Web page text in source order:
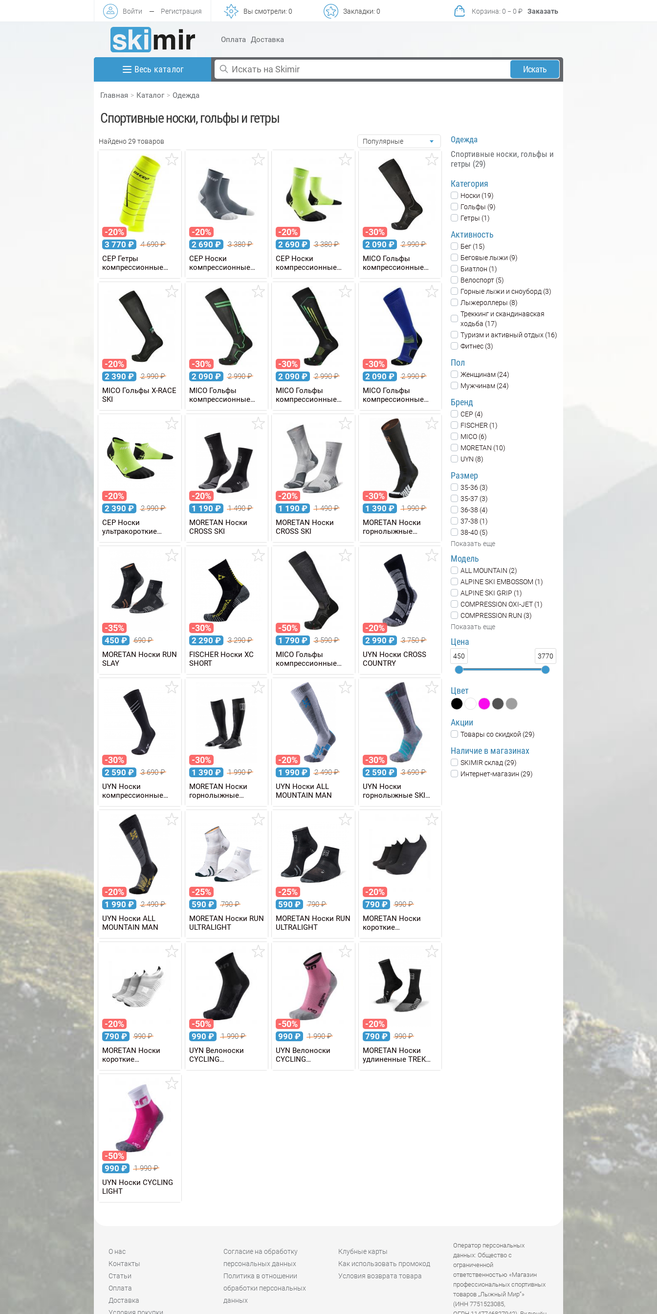
Войти — Регистрация Вы смотрели: 0 Закладки: 0 Корзина: 0 − 0 ₽ Заказать
Оплата Доставка
Весь каталог Искать
Главная Каталог Одежда
Спортивные носки, гольфы и гетры
Найдено 29 товаров Популярные
-20%
3 770 ₽ 4 690₽
CEP Гетры
компрессионные
REFLECTIVE W
женские
-20%
2 690 ₽ 3 380₽
CEP Носки
компрессионные
ULTRALIGHT мужские
-20%
2 690 ₽ 3 380₽
CEP Носки
компрессионные
ULTRALIGHT мужские
-30%
2 090 ₽ 2 990₽
MICO Гольфы
компрессионные
COMPRESSION OXI-
JET
-20%
2 390 ₽ 2 990₽
MICO Гольфы X-RACE
SKI
-30%
2 090 ₽ 2 990₽
MICO Гольфы
компрессионные
COMPRESSION RUN
-30%
2 090 ₽ 2 990₽
MICO Гольфы
компрессионные
COMPRESSION RUN
-30%
2 090 ₽ 2 990₽
MICO Гольфы
компрессионные
COMPRESSION RUN
-20%
2 390 ₽ 2 990₽
CEP Носки
ультракороткие
компрессионные
ULTRALIGHT мужские
-20%
1 190 ₽ 1 490₽
MORETAN Носки
CROSS SKI
-20%
1 190 ₽ 1 490₽
MORETAN Носки
CROSS SKI
-30%
1 390 ₽ 1 990₽
MORETAN Носки
горнолыжные
ALPINE SKI
EMBOSSOM
-35%
450 ₽ 690₽
MORETAN Носки RUN
SLAY
-30%
2 290 ₽ 3 290₽
FISCHER Носки XC
SHORT
-50%
1 790 ₽ 3 590₽
MICO Гольфы
компрессионные
OXI-JET
COMPRESSION
NATURAL MERINO SKI
SOCKS
-20%
2 990 ₽ 3 750₽
UYN Носки CROSS
COUNTRY
-30%
2 590 ₽ 3 690₽
UYN Носки
компрессионные
MAN RACE SHAPE
-30%
1 390 ₽ 1 990₽
MORETAN Носки
горнолыжные
ALPINE SKI GRIP PRO
-20%
1 990 ₽ 2 490₽
UYN Носки ALL
MOUNTAIN MAN
-30%
2 590 ₽ 3 690₽
UYN Носки
горнолыжные SKI
COMFORT FIT LADY
-20%
1 990 ₽ 2 490₽
UYN Носки ALL
MOUNTAIN MAN
-25%
590 ₽ 790₽
MORETAN Носки RUN
ULTRALIGHT
-25%
590 ₽ 790₽
MORETAN Носки RUN
ULTRALIGHT
-20%
790 ₽ 990₽
MORETAN Носки
короткие
MULTISPORT LOW 3
пары
-20%
790 ₽ 990₽
MORETAN Носки
короткие
MULTISPORT LOW 3
пары
-50%
990 ₽ 1 990₽
UYN Велоноски
CYCLING
SUPERLEGGERA LADY
-50%
990 ₽ 1 990₽
UYN Велоноски
CYCLING
SUPERLEGGERA LADY
-20%
790 ₽ 990₽
MORETAN Носки
удлиненные TREK
MEDIUM
-50%
990 ₽ 1 990₽
UYN Носки CYCLING
LIGHT
Одежда
Спортивные носки, гольфы и
гетры (29)
Категория
Носки (19)
Гольфы (9)
Гетры (1)
Активность
Бег (15)
Беговые лыжи (9)
Биатлон (1)
Велоспорт (5)
Горные лыжи и сноуборд (3)
Лыжероллеры (8)
Треккинг и скандинавская
ходьба (17)
Туризм и активный отдых (16)
Фитнес (3)
Пол
Женщинам (24)
Мужчинам (24)
Бренд
CEP (4)
FISCHER (1)
MICO (6)
MORETAN (10)
UYN (8)
Размер
35-36 (3)
35-37 (3)
36-38 (4)
37-38 (1)
38-40 (5)
Показать еще
Модель
ALL MOUNTAIN (2)
ALPINE SKI EMBOSSOM (1)
ALPINE SKI GRIP (1)
COMPRESSION OXI-JET (1)
COMPRESSION RUN (3)
Показать еще
Цена
450 3770
Цвет
Акции
Товары со скидкой (29)
Наличие в магазинах
SKIMIR склад (29)
Интернет-магазин (29)
О нас
Контакты
Статьи
Оплата
Доставка
Согласие на обработку
персональных данных
Политика в отношении
обработки персональных
данных
Клубные карты
Как использовать промокод
Условия возврата товара
Оператор персональных
данных: Общество с
ограниченной
ответственностью «Магазин
профессиональных спортивных
товаров „Лыжный Мир“»
(ИНН 7751523085,